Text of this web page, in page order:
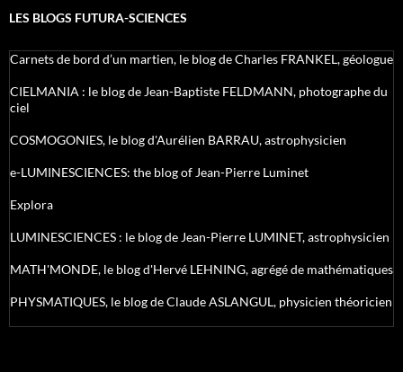
LES BLOGS FUTURA-SCIENCES
Carnets de bord d’un martien, le blog de Charles FRANKEL, géologue
CIELMANIA : le blog de Jean-Baptiste FELDMANN, photographe du
ciel
COSMOGONIES, le blog d'Aurélien BARRAU, astrophysicien
e-LUMINESCIENCES: the blog of Jean-Pierre Luminet
Explora
LUMINESCIENCES : le blog de Jean-Pierre LUMINET, astrophysicien
MATH'MONDE, le blog d'Hervé LEHNING, agrégé de mathématiques
PHYSMATIQUES, le blog de Claude ASLANGUL, physicien théoricien